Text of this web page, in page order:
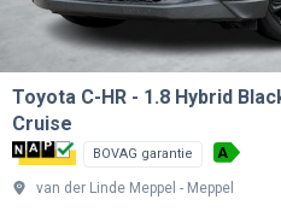
Toyota C-HR
1.8 Hybrid
Cruise
BOVAG garantie A
van der Linde Meppel Meppel